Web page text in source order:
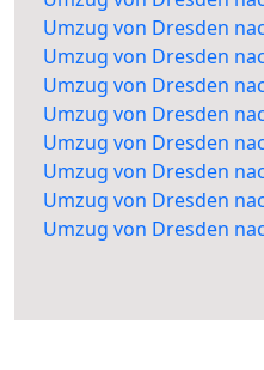
Umzug von Dresden
Umzug von Dresden
Umzug von Dresden
Umzug von Dresden
Umzug von Dresden
Umzug von Dresden
Umzug von Dresden
Umzug von Dresden